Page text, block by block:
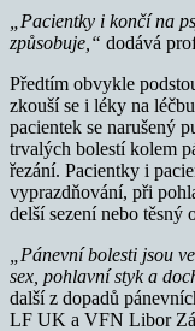
„Pacientky i končí na
způsobuje,“ dodává
Předtím obvykle
zkouší se i léky na
pacientek se narušený
trvalých bolestí kolem
řezání. Pacientky i
vyprazdňování, při
delší sezení nebo těsný
„Pánevní bolesti jsou
sex, pohlavní styk a
další z dopadů
LF UK a VFN Libor